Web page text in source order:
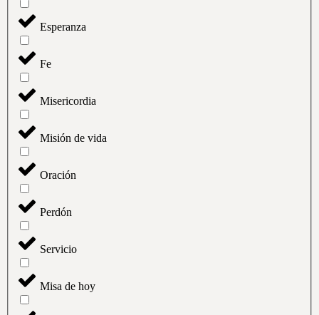
Esperanza
Fe
Misericordia
Misión de vida
Oración
Perdón
Servicio
Misa de hoy